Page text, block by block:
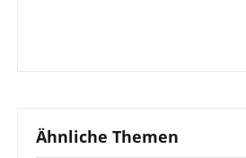
Ähnliche Themen